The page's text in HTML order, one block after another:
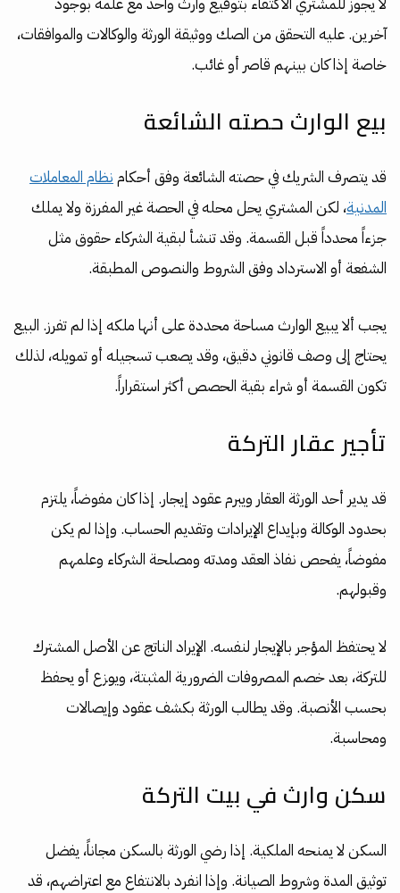
آخرين. عليه التحقق من الصك ووثيقة الورثة والوكالات والموافقات،
خاصة إذا كان بينهم قاصر أو غائب.
بيع الوارث حصته الشائعة
قد يتصرف الشريك في حصته الشائعة وفق أحكام نظام المعاملات
المدنية، لكن المشتري يحل محله في الحصة غير المفرزة ولا يملك
جزءاً محدداً قبل القسمة. وقد تنشأ لبقية الشركاء حقوق مثل
الشفعة أو الاسترداد وفق الشروط والنصوص المطبقة.
يجب ألا يبيع الوارث مساحة محددة على أنها ملكه إذا لم تفرز. البيع
يحتاج إلى وصف قانوني دقيق، وقد يصعب تسجيله أو تمويله، لذلك
تكون القسمة أو شراء بقية الحصص أكثر استقراراً.
تأجير عقار التركة
قد يدير أحد الورثة العقار ويبرم عقود إيجار. إذا كان مفوضاً، يلتزم
بحدود الوكالة وبإيداع الإيرادات وتقديم الحساب. وإذا لم يكن
مفوضاً، يفحص نفاذ العقد ومدته ومصلحة الشركاء وعلمهم
وقبولهم.
لا يحتفظ المؤجر بالإيجار لنفسه. الإيراد الناتج عن الأصل المشترك
للتركة، بعد خصم المصروفات الضرورية المثبتة، ويوزع أو يحفظ
بحسب الأنصبة. وقد يطالب الورثة بكشف عقود وإيصالات
ومحاسبة.
سكن وارث في بيت التركة
السكن لا يمنحه الملكية. إذا رضي الورثة بالسكن مجاناً، يفضل
توثيق المدة وشروط الصيانة. وإذا انفرد بالانتفاع مع اعتراضهم، قد